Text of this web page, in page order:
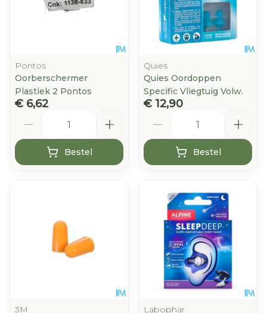
Pontos
Oorberschermer
Plastiek 2 Pontos
€ 6,62
Bestel
Quies
Quies Oordoppen
Specific Vliegtuig Volw.
€ 12,90
Bestel
3M
Labophar